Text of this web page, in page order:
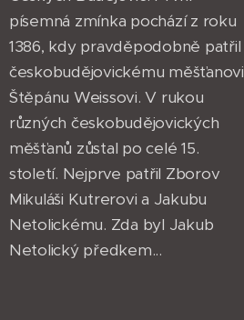
písemná zmínka pochází z roku
1386, kdy pravděpodobně patřil
českobudějovickému měšťanovi
Štěpánu Weissovi. V rukou
různých českobudějovických
měšťanů zůstal po celé 15.
století. Nejprve patřil Zborov
Mikuláši Kutrerovi a Jakubu
Netolickému. Zda byl Jakub
Netolický předkem...